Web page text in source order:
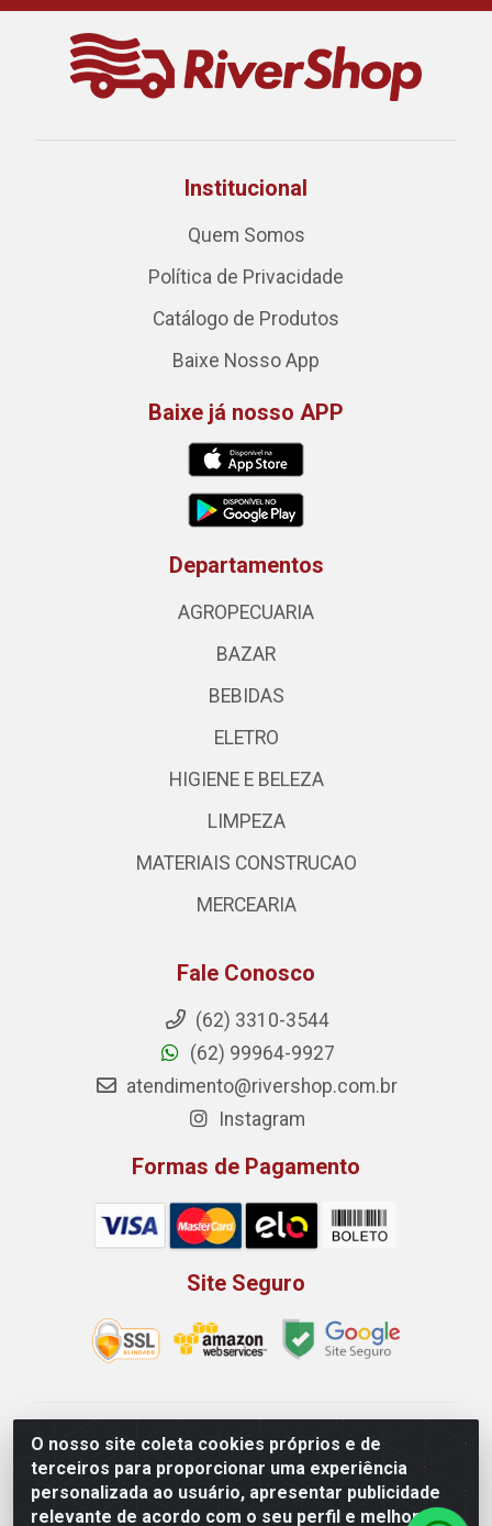
O nosso site coleta cookies próprios e de
terceiros para proporcionar uma experiência
personalizada ao usuário, apresentar publicidade
relevante de acordo com o seu perfil e melhorar a
Institucional
Quem Somos
Política de Privacidade
Catálogo de Produtos
Baixe Nosso App
Baixe já nosso APP
Departamentos
AGROPECUARIA
BAZAR
BEBIDAS
ELETRO
HIGIENE E BELEZA
LIMPEZA
MATERIAIS CONSTRUCAO
MERCEARIA
Fale Conosco
(62) 3310-3544
(62) 99964-9927
atendimento@rivershop.com.br
Instagram
Formas de Pagamento
Site Seguro
Rio Vermelho Distribuição de Alimentos LTDA - Rodovia
BR, 153, KM 52 N 00 QD 00 LT 16 - Bairro Jardim
Eldorado, Anápolis/GO - CEP 75.045-190 - CNPJ
10.912.900/0002-40